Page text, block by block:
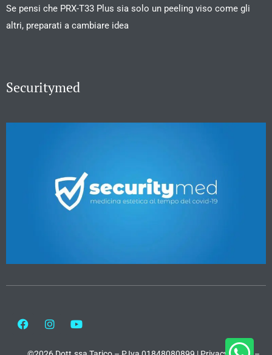
Se pensi che PRX-T33 Plus sia solo un peeling viso come gli
altri, preparati a cambiare idea
Securitymed